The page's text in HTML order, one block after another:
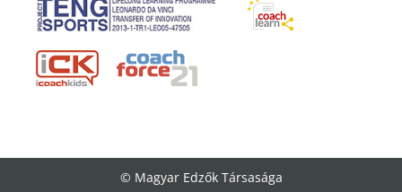
© Magyar Edzők Társasága